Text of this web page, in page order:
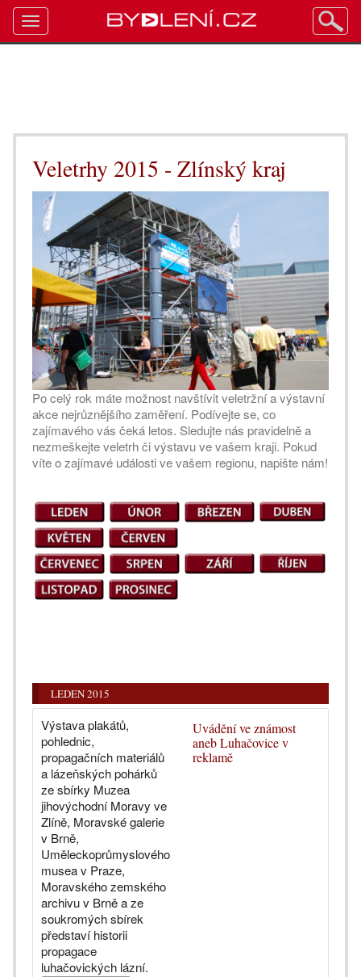
Veletrhy 2015 - Zlínský kraj
Po celý rok máte možnost navštívit veletržní a výstavní
akce nejrůznějšího zaměření. Podívejte se, co
zajímavého vás čeká letos. Sledujte nás pravidelně a
nezmeškejte veletrh či výstavu ve vašem kraji. Pokud
víte o zajímavé události ve vašem regionu, napište nám!
LEDEN 2015
Uvádění ve známost
aneb Luhačovice v
reklamě
Výstava plakátů,
pohlednic,
propagačních materiálů
a lázeňských pohárků
ze sbírky Muzea
jihovýchodní Moravy ve
Zlíně, Moravské galerie
v Brně,
Uměleckoprůmyslového
musea v Praze,
Moravského zemského
archivu v Brně a ze
soukromých sbírek
představí historii
propagace
luhačovických lázní.
Toggle
navigation